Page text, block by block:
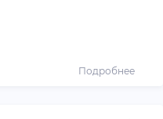
Подробнее